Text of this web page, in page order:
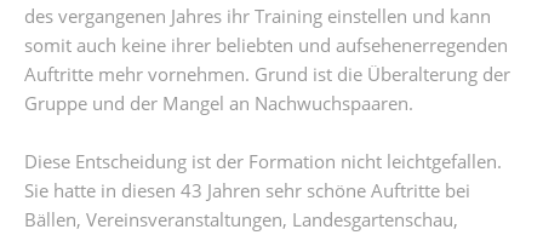
des vergangenen Jahres ihr Training einstellen und kann
somit auch keine ihrer beliebten und aufsehenerregenden
Auftritte mehr vornehmen. Grund ist die Überalterung der
Gruppe und der Mangel an Nachwuchspaaren.
Diese Entscheidung ist der Formation nicht leichtgefallen.
Sie hatte in diesen 43 Jahren sehr schöne Auftritte bei
Bällen, Vereinsveranstaltungen, Landesgartenschau,